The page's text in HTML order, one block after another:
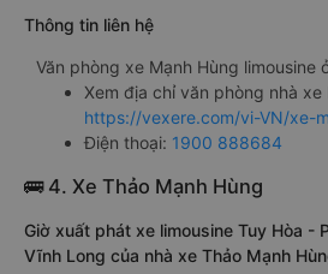
Thông tin liên hệ
Văn phòng xe Mạnh Hùng limousine
Xem địa chỉ văn phòng nhà xe
https://vexere.com/vi-VN/xe-
Điện thoại: 1900 888684
🚌 4. Xe Thảo Mạnh Hùng
Giờ xuất phát xe limousine Tuy Hòa -
Vĩnh Long của nhà xe Thảo Mạnh